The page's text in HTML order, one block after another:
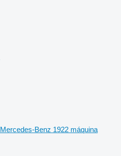
Mercedes-Benz 1922 máquina